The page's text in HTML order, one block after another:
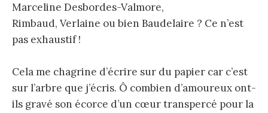
Marceline Desbordes-Valmore,
Rimbaud, Verlaine ou bien Baudelaire ? Ce n’est
pas exhaustif !
Cela me chagrine d’écrire sur du papier car c’est
sur l’arbre que j’écris. Ô combien d’amoureux ont-
ils gravé son écorce d’un cœur transpercé pour la